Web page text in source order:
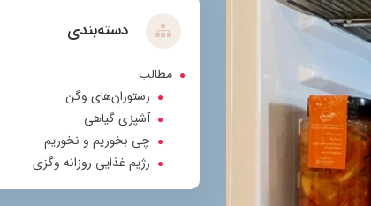
دسته‌بندی
مطالب
رستوران‌های وگن
آشپزی گیاهی
چی بخوریم و نخوریم
رژیم غذایی روزانه وگزی